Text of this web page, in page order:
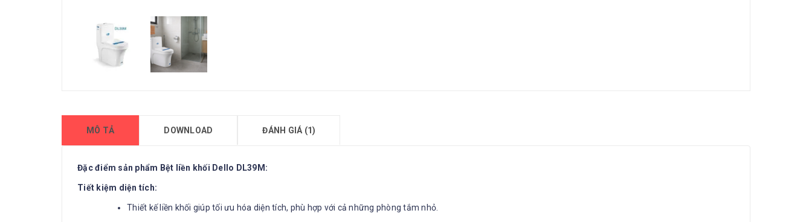
MÔ TẢ DOWNLOAD ĐÁNH GIÁ (1)
Đặc điểm sản phẩm Bệt liền khối Dello DL39M:
Tiết kiệm diện tích:
Thiết kế liền khối giúp tối ưu hóa diện tích, phù hợp với cả những phòng tắm nhỏ.